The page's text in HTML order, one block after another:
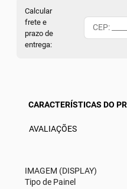
Calcular
frete e
prazo de
entrega:
CARACTERÍSTICAS DO
AVALIAÇÕES
IMAGEM (DISPLAY)
Tipo de Painel